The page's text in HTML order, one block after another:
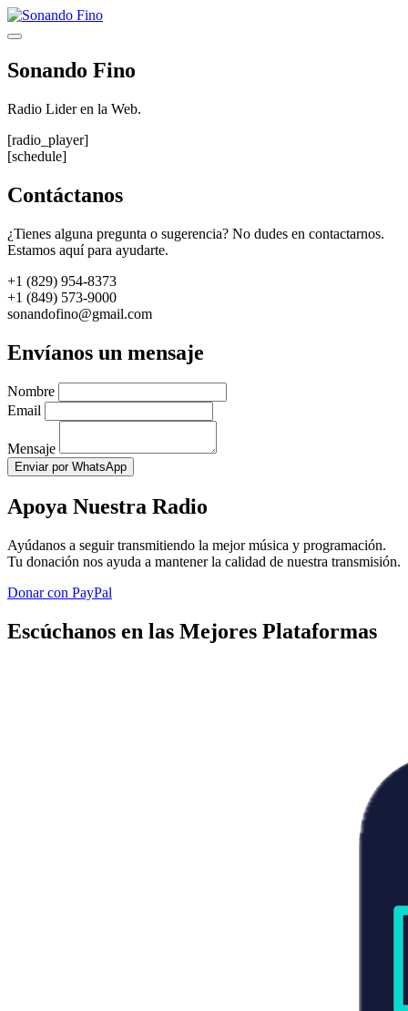
Saltar
al
Menú
Sonando Fino
Radio Lider en la Web.
[radio_player]
[schedule]
Contáctanos
¿Tienes alguna pregunta o sugerencia? No dudes en contactarnos.
Estamos aquí para ayudarte.
+1 (829) 954-8373
+1 (849) 573-9000
sonandofino@gmail.com
Envíanos un mensaje
Nombre
Email
Mensaje
Enviar por WhatsApp
Apoya Nuestra Radio
Ayúdanos a seguir transmitiendo la mejor música y programación.
Tu donación nos ayuda a mantener la calidad de nuestra transmisión.
Donar con PayPal
Escúchanos en las Mejores Plataformas